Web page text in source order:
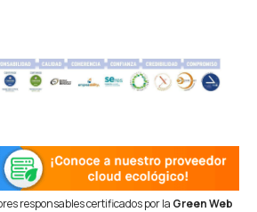
responsables certificados por la Green Web